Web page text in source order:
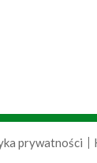
prywatności